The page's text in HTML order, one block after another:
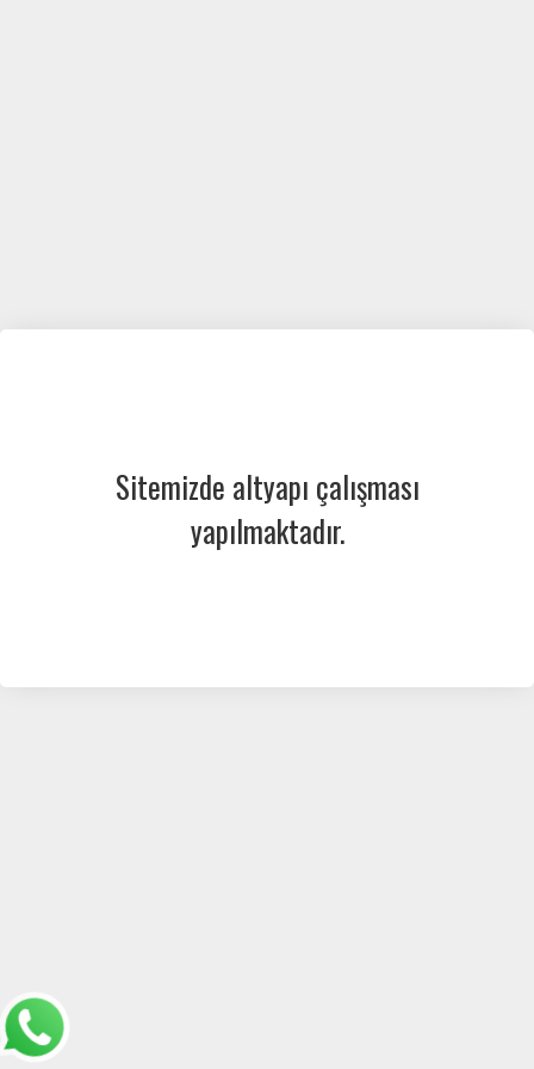
Sitemizde altyapı çalışması
yapılmaktadır.